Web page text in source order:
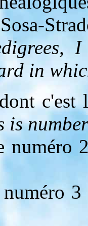
in
is
numéro
3